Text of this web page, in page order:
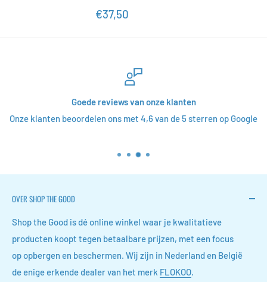
Actieprijs
€37,50
Goede reviews van onze klanten
Onze klanten beoordelen ons met 4,6 van de 5 sterren op Google
OVER SHOP THE GOOD
Shop the Good is dé online winkel waar je kwalitatieve
producten koopt tegen betaalbare prijzen, met een focus
op opbergen en beschermen. Wij zijn in Nederland en België
de enige erkende dealer van het merk FLOKOO.